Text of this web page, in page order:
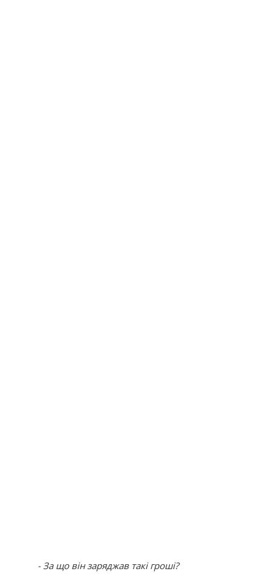
- За що він заряджав такі гроші?